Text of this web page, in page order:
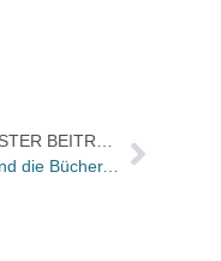
Das sind die Bücher, die in den Netzwerken am meisten ge- und behandelt werden